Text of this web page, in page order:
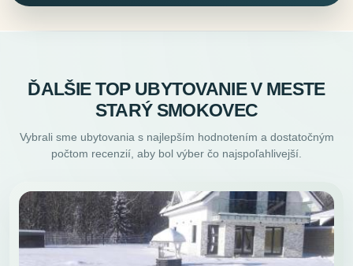
ĎALŠIE TOP UBYTOVANIE V MESTE
STARÝ SMOKOVEC
Vybrali sme ubytovania s najlepším hodnotením a dostatočným
počtom recenzií, aby bol výber čo najspoľahlivejší.